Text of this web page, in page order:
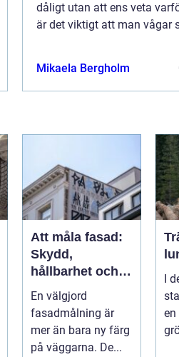
dåligt utan att ens veta
är det viktigt att man vågar
Mikaela Bergholm
Att måla fasad:
Skydd,
hållbarhet och
rätt teknik vid
fasadmålning
En välgjord
fasadmålning är
mer än bara ny färg
på väggarna. De...
I
en